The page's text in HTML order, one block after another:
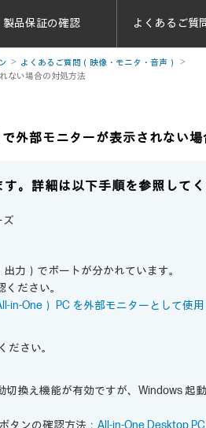
製品保証の確認 よくあるご質
よくあるご質問（映像・モニタ・音声）
ない場合の対処方法
外部モニターが表示されない
。詳細は以下手順を参照してく
ズ
力）でポートが分かれています。
ださい。
in-One） PC を外部モニターとして使
ださい。
換え機能が有効ですが、Windows 起
タンの確認方法 ：All-in-One Desktop